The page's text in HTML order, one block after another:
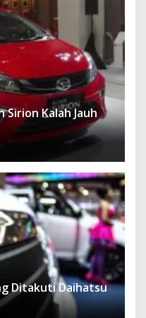
Kalah Jauh
Ditakuti Daihatsu